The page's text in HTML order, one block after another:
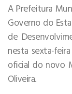
A Prefeitura
Governo do
de
nesta sexta-
oficial do novo
Oliveira.